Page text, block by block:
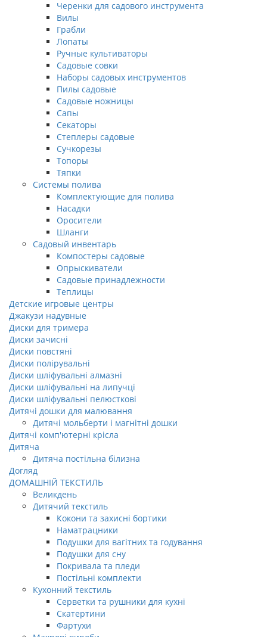
Черенки для садового инструмента
Вилы
Грабли
Лопаты
Ручные культиваторы
Садовые совки
Наборы садовых инструментов
Пилы садовые
Садовые ножницы
Сапы
Секаторы
Степлеры садовые
Сучкорезы
Топоры
Тяпки
Системы полива
Комплектующие для полива
Насадки
Оросители
Шланги
Садовый инвентарь
Компостеры садовые
Опрыскиватели
Садовые принадлежности
Теплицы
Детские игровые центры
Джакузи надувные
Диски для тримера
Диски зачисні
Диски повстяні
Диски полірувальні
Диски шліфувальні алмазні
Диски шліфувальні на липучці
Диски шліфувальні пелюсткові
Дитячі дошки для малювання
Дитячі мольберти і магнітні дошки
Дитячі комп'ютерні крісла
Дитяча
Дитяча постільна білизна
Догляд
ДОМАШНІЙ ТЕКСТИЛЬ
Великдень
Дитячий текстиль
Кокони та захисні бортики
Наматрацники
Подушки для вагітних та годування
Подушки для сну
Покривала та пледи
Постільні комплекти
Кухонний текстиль
Серветки та рушники для кухні
Скатертини
Фартухи